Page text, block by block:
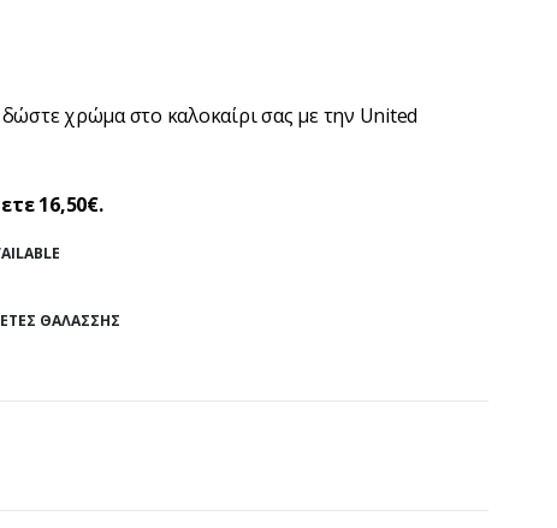
χρώμα στο καλοκαίρι σας με την United
16,50€.
ΘΑΛΆΣΣΗΣ